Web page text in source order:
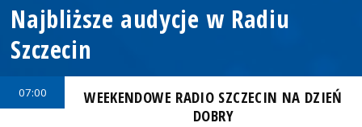
Najbliższe audycje w Radiu
Szczecin
07:00
WEEKENDOWE RADIO SZCZECIN NA DZIEŃ
DOBRY